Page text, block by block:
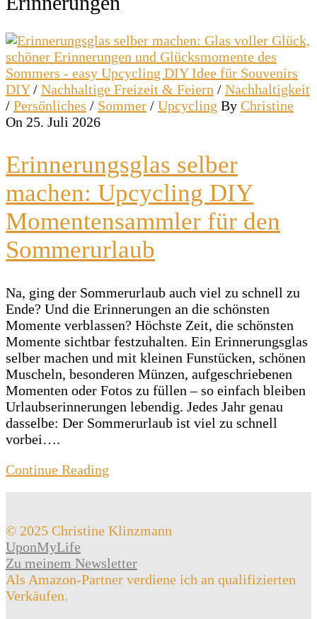
DIY/ Nachhaltige Freizeit & Feiern / Nachhaltigkeit
/ Persönliches / Sommer / Upcycling By Christine
On 25. Juli 2026
Erinnerungsglas selber
machen: Upcycling DIY
Momentensammler für den
Sommerurlaub
Na, ging der Sommerurlaub auch viel zu schnell zu
Ende? Und die Erinnerungen an die schönsten
Momente verblassen? Höchste Zeit, die schönsten
Momente sichtbar festzuhalten. Ein Erinnerungsglas
selber machen und mit kleinen Funstücken, schönen
Muscheln, besonderen Münzen, aufgeschriebenen
Momenten oder Fotos zu füllen – so einfach bleiben
Urlaubserinnerungen lebendig. Jedes Jahr genau
dasselbe: Der Sommerurlaub ist viel zu schnell
vorbei….
Continue Reading
© 2025 Christine Klinzmann
UponMyLife
Zu meinem Newsletter
Als Amazon-Partner verdiene ich an qualifizierten
Verkäufen.